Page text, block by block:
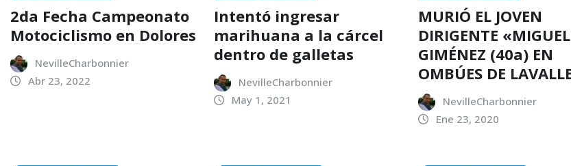
2da Fecha Campeonato
Motociclismo en Dolores
NevilleCharbonnier
Abr 23, 2022
Intentó ingresar
marihuana a la cárcel
dentro de galletas
NevilleCharbonnier
May 1, 2021
MURIÓ EL JOVEN
DIRIGENTE
GIMÉNEZ (40a) EN
OMBÚES DE
NevilleCharbonnier
Ene 23, 2020